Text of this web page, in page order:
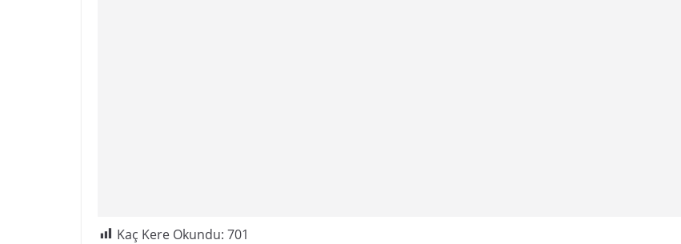
Kaç Kere Okundu: 701